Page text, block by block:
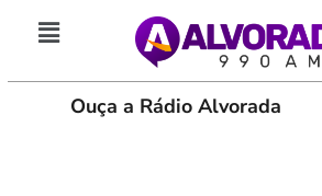
Ouça a Rádio Alvorada